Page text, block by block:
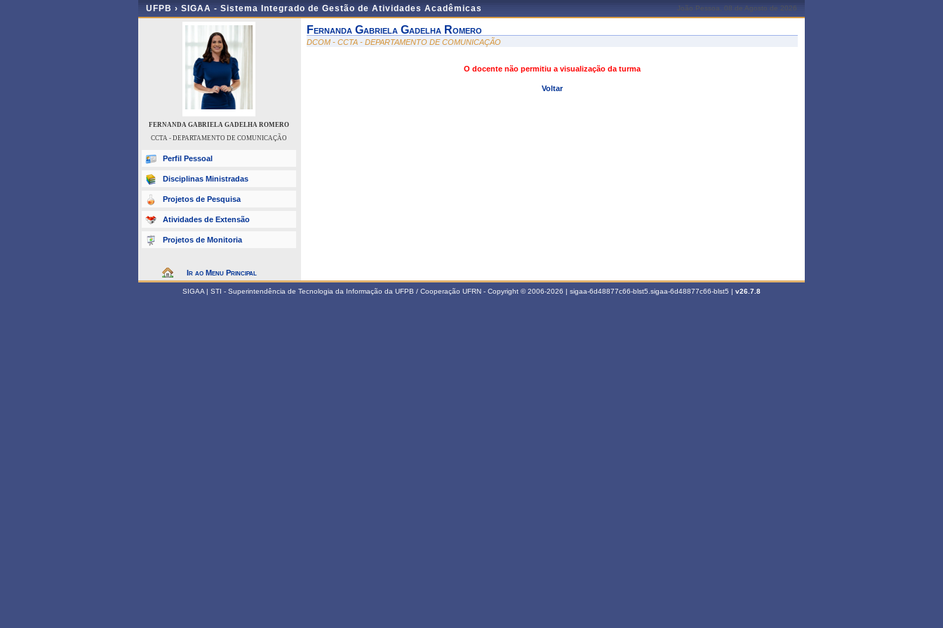
UFPB › SIGAA - Sistema Integrado de Gestão de Atividades Acadêmicas João Pessoa, 08 de Agosto de 2026
FERNANDA GABRIELA GADELHA ROMERO
CCTA - DEPARTAMENTO DE COMUNICAÇÃO
Perfil Pessoal
Disciplinas Ministradas
Projetos de Pesquisa
Atividades de Extensão
Projetos de Monitoria
Ir ao Menu Principal
Fernanda Gabriela Gadelha Romero
DCOM - CCTA - DEPARTAMENTO DE COMUNICAÇÃO
O docente não permitiu a visualização da turma
Voltar
SIGAA | STI - Superintendência de Tecnologia da Informação da UFPB / Cooperação UFRN - Copyright © 2006-2026 | sigaa-6d48877c66-blst5.sigaa-6d48877c66-blst5 | v26.7.8